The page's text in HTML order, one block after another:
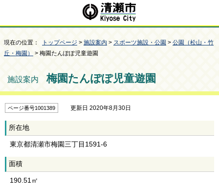
現在の位置： トップページ > 施設案内 > スポーツ施設・公園 > 公園（松山・竹
丘・梅園）
> 梅園たんぽぽ児童遊園
施設案内梅園たんぽぽ児童遊園
ページ番号1001389 更新日 2020年8月30日
所在地
東京都清瀬市梅園三丁目1591-6
面積
190.51㎡